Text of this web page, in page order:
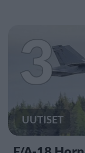
3
UUTISET